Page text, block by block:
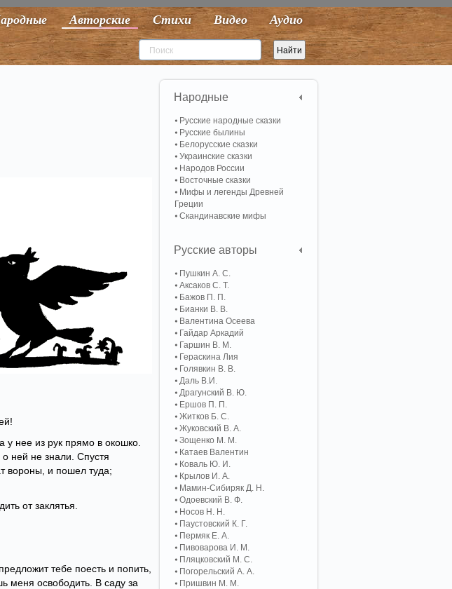
Авторские Стихи Видео Аудио
у нее из рук прямо в окошко.
ней не знали. Спустя
вороны, и пошел туда;
от заклятья.
тебе поесть и попить,
меня освободить. В саду за
Народные
Русские народные сказки
Русские былины
Белорусские сказки
Украинские сказки
Народов России
Восточные сказки
Мифы и легенды Древней
Греции
Скандинавские мифы
Русские авторы
Пушкин А. С.
Аксаков С. Т.
Бажов П. П.
Бианки В. В.
Валентина Осеева
Гайдар Аркадий
Гаршин В. М.
Гераскина Лия
Голявкин В. В.
Даль В.И.
Драгунский В. Ю.
Ершов П. П.
Житков Б. С.
Жуковский В. А.
Зощенко М. М.
Катаев Валентин
Коваль Ю. И.
Крылов И. А.
Мамин-Сибиряк Д. Н.
Одоевский В. Ф.
Носов Н. Н.
Паустовский К. Г.
Пермяк Е. А.
Пивоварова И. М.
Пляцковский М. С.
Погорельский А. A.
Пришвин М. М.